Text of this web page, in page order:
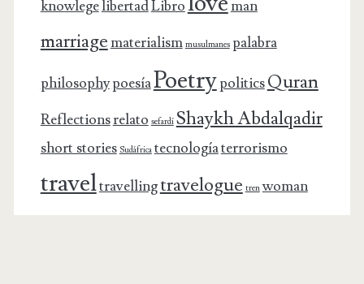
knowlegelibertadLibro man
marriage materialism musulmanes palabra
philosophypoesíaPoetrypoliticsQuran
Reflectionsrelato sefardí Shaykh Abdalqadir
short stories Sudáfrica tecnologíaterrorismo
traveltravellingtravelogue tren woman